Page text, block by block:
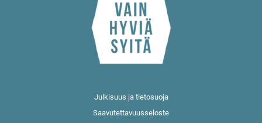
Julkisuus ja tietosuoja
Saavutettavuusseloste